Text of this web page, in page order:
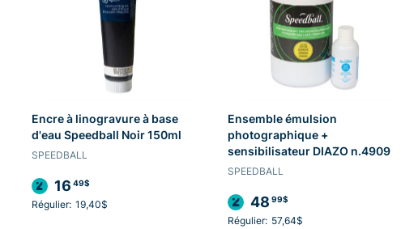
Encre à linogravure à base
d'eau Speedball Noir 150ml
SPEEDBALL
16 49$
Régulier: 19,40$
Ensemble émulsion
photographique +
sensibilisateur DIAZO n.4909
SPEEDBALL
48 99$
Régulier: 57,64$